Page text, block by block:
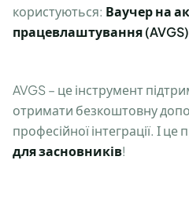
користуються: Ваучер на
працевлаштування (AVGS)
AVGS – це інструмент
отримати безкоштовну
професійної інтеграції. І
для засновників!